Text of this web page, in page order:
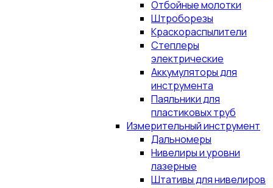
Отбойные молотки
Штроборезы
Краскораспылители
Степлеры
электрические
Аккумуляторы для
инструмента
Паяльники для
пластиковых труб
Измерительный инструмент
Дальномеры
Нивелиры и уровни
лазерные
Штативы для нивелиров